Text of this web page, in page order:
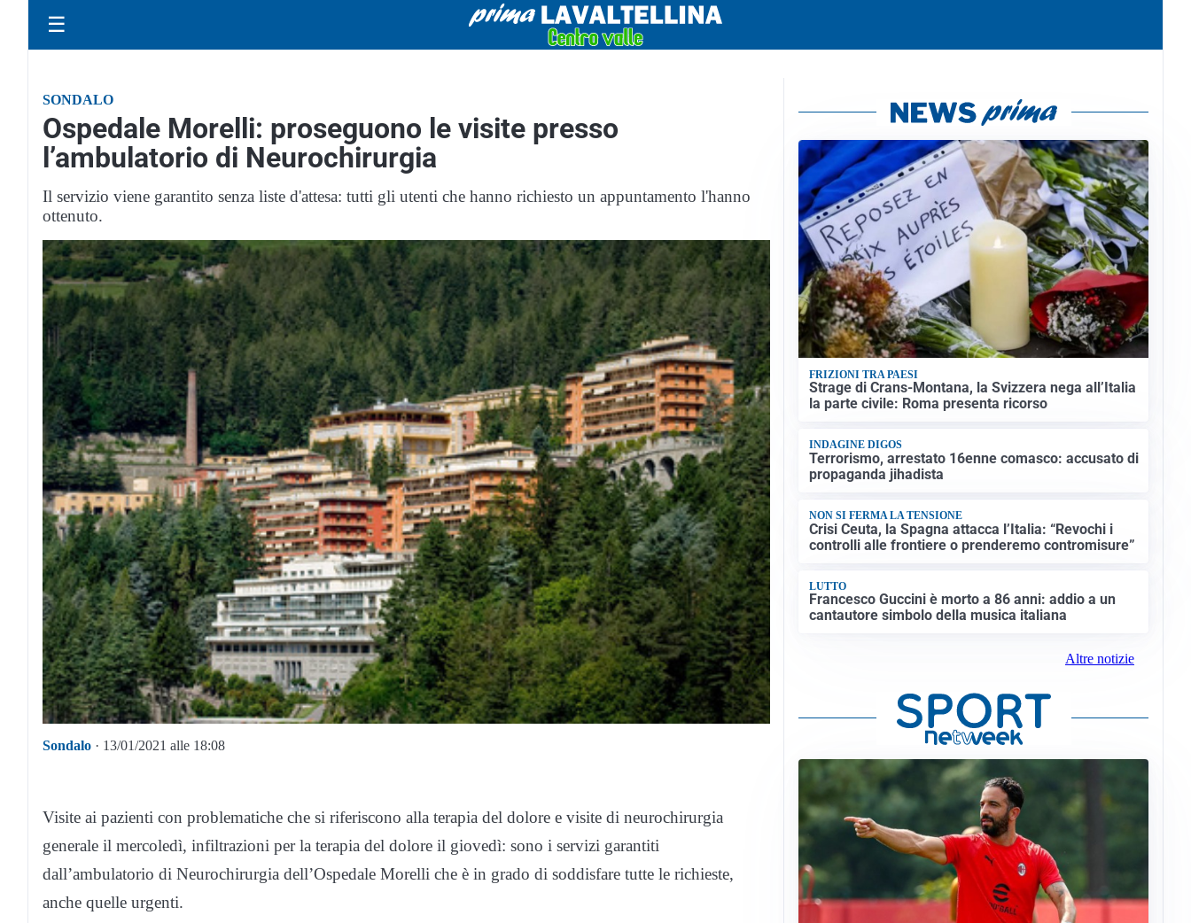
☰
SONDALO
Ospedale Morelli: proseguono le visite presso
l’ambulatorio di Neurochirurgia
Il servizio viene garantito senza liste d'attesa: tutti gli utenti che hanno richiesto un appuntamento l'hanno
ottenuto.
Sondalo · 13/01/2021 alle 18:08
Visite ai pazienti con problematiche che si riferiscono alla terapia del dolore e visite di neurochirurgia
generale il mercoledì, infiltrazioni per la terapia del dolore il giovedì: sono i servizi garantiti
dall’ambulatorio di Neurochirurgia dell’Ospedale Morelli che è in grado di soddisfare tutte le richieste,
anche quelle urgenti.
FRIZIONI TRA PAESI
Strage di Crans-Montana, la Svizzera nega all’Italia
la parte civile: Roma presenta ricorso
INDAGINE DIGOS
Terrorismo, arrestato 16enne comasco: accusato di
propaganda jihadista
NON SI FERMA LA TENSIONE
Crisi Ceuta, la Spagna attacca l’Italia: “Revochi i
controlli alle frontiere o prenderemo contromisure”
LUTTO
Francesco Guccini è morto a 86 anni: addio a un
cantautore simbolo della musica italiana
Altre notizie